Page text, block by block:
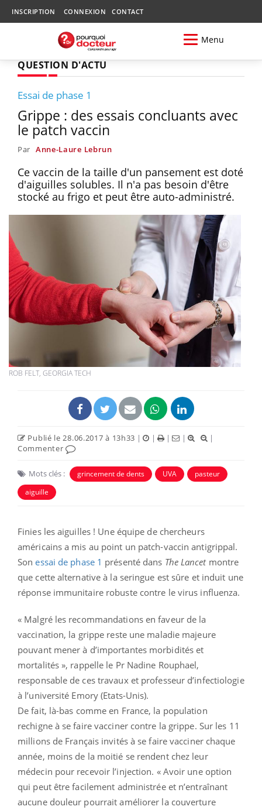
INSCRIPTION CONNEXION CONTACT
Menu
QUESTION D'ACTU
Essai de phase 1
Grippe : des essais concluants avec
le patch vaccin
Par Anne-Laure Lebrun
Ce vaccin de la taille d'un pansement est doté
d'aiguilles solubles. Il n'a pas besoin d'être
stocké au frigo et peut être auto-administré.
ROB FELT, GEORGIA TECH
Publié le 28.06.2017 à 13h33 | | | |
|
Commenter
Mots clés : grincement de dents UVA
pasteur
aiguille
Finies les aiguilles ! Une équipe de chercheurs
américains a mis au point un patch-vaccin antigrippal.
Sonessai de phase 1 présenté dans The Lancetmontre
que cette alternative à la seringue est sûre et induit une
réponse immunitaire robuste contre le virus influenza.
« Malgré les recommandations en faveur de la
vaccination, la grippe reste une maladie majeure
pouvant mener à d’importantes morbidités et
mortalités », rappelle le Pr Nadine Rouphael,
responsable de ces travaux et professeur d’infectiologie
à l’université Emory (Etats-Unis).
De fait, là-bas comme en France, la population
rechigne à se faire vacciner contre la grippe. Sur les 11
millions de Français invités à se faire vacciner chaque
année, moins de la moitié se rendent chez leur
médecin pour recevoir l’injection. « Avoir une option
qui peut être facilement administrée et n’entraînant
aucune douleur pourrait améliorer la couverture